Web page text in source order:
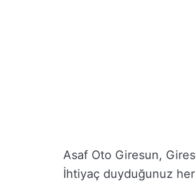
Asaf Oto Giresun,
İhtiyaç duyduğunuz